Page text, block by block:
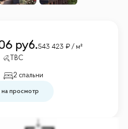
руб.543 423 / м²
TBC
2 спальни
на просмотр